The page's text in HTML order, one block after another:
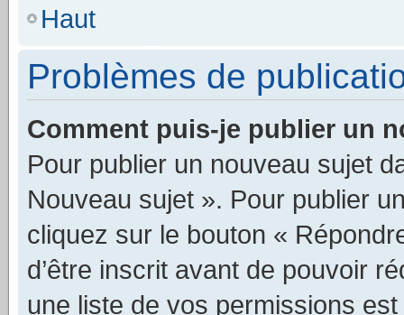
Haut
Problèmes de
Comment puis-je publier un
Pour publier un nouveau sujet
Nouveau sujet ». Pour publier
cliquez sur le bouton «
d’être inscrit avant de pouvoir
une liste de vos permissions